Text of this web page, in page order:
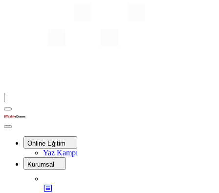
Menu
Türkiye
Derste
Close
Online Eğitim
Yaz Kampı
Kurumsal